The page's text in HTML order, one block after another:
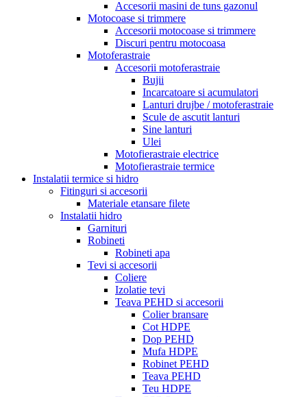
Accesorii masini de tuns gazonul
Motocoase si trimmere
Accesorii motocoase si trimmere
Discuri pentru motocoasa
Motoferastraie
Accesorii motoferastraie
Bujii
Incarcatoare si acumulatori
Lanturi drujbe / motoferastraie
Scule de ascutit lanturi
Sine lanturi
Ulei
Motofierastraie electrice
Motofierastraie termice
Instalatii termice si hidro
Fitinguri si accesorii
Materiale etansare filete
Instalatii hidro
Garnituri
Robineti
Robineti apa
Tevi si accesorii
Coliere
Izolatie tevi
Teava PEHD si accesorii
Colier bransare
Cot HDPE
Dop PEHD
Mufa HDPE
Robinet PEHD
Teava PEHD
Teu HDPE